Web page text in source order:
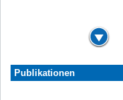
Publikationen